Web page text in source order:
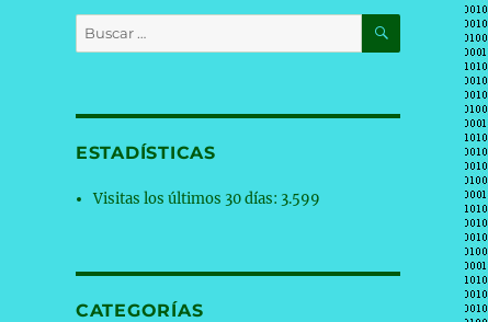
Buscar
por:
BUSCAR
ESTADÍSTICAS
Visitas los últimos 30 días: 3.599
CATEGORÍAS